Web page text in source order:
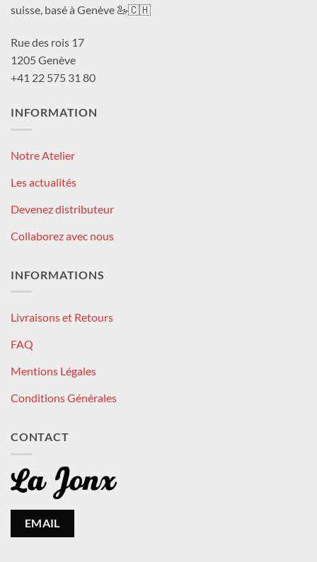
suisse, basé à Genève 🦢🇨🇭
Rue des rois 17
1205 Genève
+41 22 575 31 80
INFORMATION
Notre Atelier
Les actualités
Devenez distributeur
Collaborez avec nous
INFORMATIONS
Livraisons et Retours
FAQ
Mentions Légales
Conditions Générales
CONTACT
EMAIL